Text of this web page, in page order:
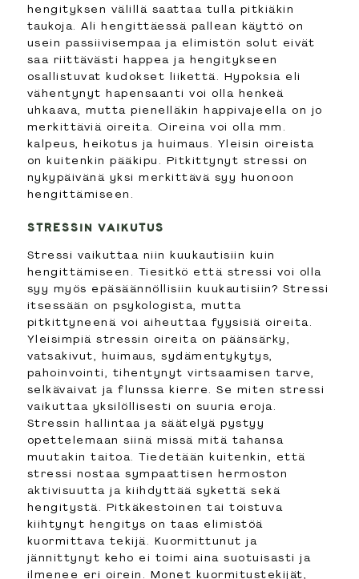
hengityksen välillä saattaa tulla pitkiäkin
taukoja. Ali hengittäessä pallean käyttö on
usein passiivisempaa ja elimistön solut eivät
saa riittävästi happea ja hengitykseen
osallistuvat kudokset liikettä. Hypoksia eli
vähentynyt hapensaanti voi olla henkeä
uhkaava, mutta pienelläkin happivajeella on jo
merkittäviä oireita. Oireina voi olla mm.
kalpeus, heikotus ja huimaus. Yleisin oireista
on kuitenkin pääkipu. Pitkittynyt stressi on
nykypäivänä yksi merkittävä syy huonoon
hengittämiseen.
STRESSIN VAIKUTUS
Stressi vaikuttaa niin kuukautisiin kuin
hengittämiseen. Tiesitkö että stressi voi olla
syy myös epäsäännöllisiin kuukautisiin? Stressi
itsessään on psykologista, mutta
pitkittyneenä voi aiheuttaa fyysisiä oireita.
Yleisimpiä stressin oireita on päänsärky,
vatsakivut, huimaus, sydämentykytys,
pahoinvointi, tihentynyt virtsaamisen tarve,
selkävaivat ja flunssa kierre. Se miten stressi
vaikuttaa yksilöllisesti on suuria eroja.
Stressin hallintaa ja säätelyä pystyy
opettelemaan siinä missä mitä tahansa
muutakin taitoa. Tiedetään kuitenkin, että
stressi nostaa sympaattisen hermoston
aktivisuutta ja kiihdyttää sykettä sekä
hengitystä. Pitkäkestoinen tai toistuva
kiihtynyt hengitys on taas elimistöä
kuormittava tekijä. Kuormittunut ja
jännittynyt keho ei toimi aina suotuisasti ja
ilmenee eri oirein. Monet kuormitustekijät,